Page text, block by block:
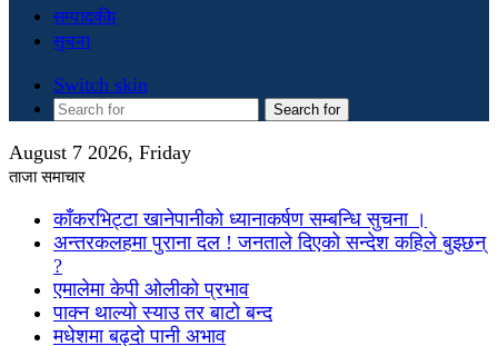
सम्पादकीय
सुचना
Switch skin
Search for
August 7 2026, Friday
ताजा समाचार
काँकरभिट्टा खानेपानीको ध्यानाकर्षण सम्बन्धि सुचना ।
अन्तरकलहमा पुराना दल ! जनताले दिएको सन्देश कहिले बुझ्छन्
?
एमालेमा केपी ओलीको प्रभाव
पाक्न थाल्यो स्याउ तर बाटो बन्द
मधेशमा बढ्दो पानी अभाव